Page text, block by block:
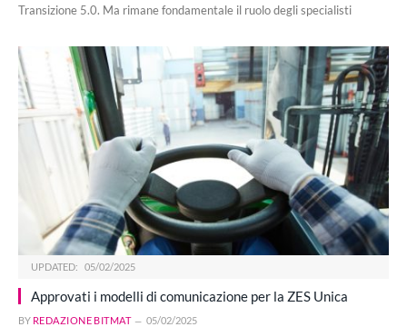
Transizione 5.0. Ma rimane fondamentale il ruolo degli specialisti
UPDATED: 05/02/2025
Approvati i modelli di comunicazione per la ZES Unica
BY REDAZIONE BITMAT 05/02/2025